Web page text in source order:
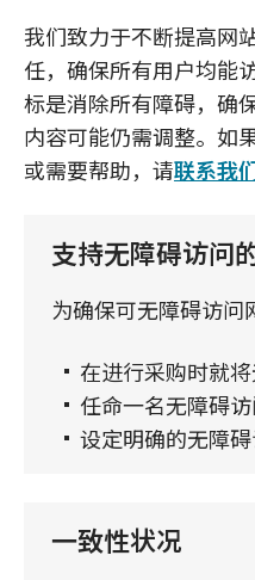
我们致力于不断提高网
任，确保所有用户均能
标是消除所有障碍，确
内容可能仍需调整。如
或需要帮助，请联系我
支持无障碍访问
为确保可无障碍访问
在进行采购时就将
任命一名无障碍
设定明确的无障碍
一致性状况